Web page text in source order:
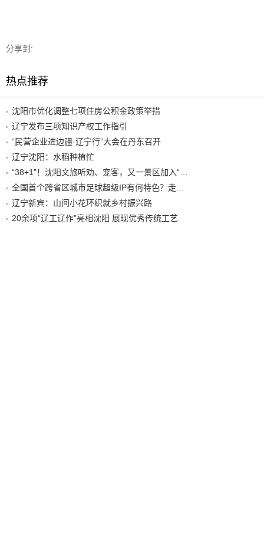
分享到:
热点推荐
沈阳市优化调整七项住房公积金政策举措
辽宁发布三项知识产权工作指引
“民营企业进边疆·辽宁行”大会在丹东召开
辽宁沈阳：水稻种植忙
辽宁新宾：山间小花环织就乡村振兴路
20余项“辽工辽作”亮相沈阳 展现优秀传统工艺